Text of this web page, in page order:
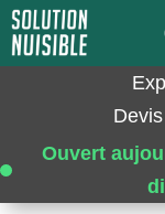
Ouvert